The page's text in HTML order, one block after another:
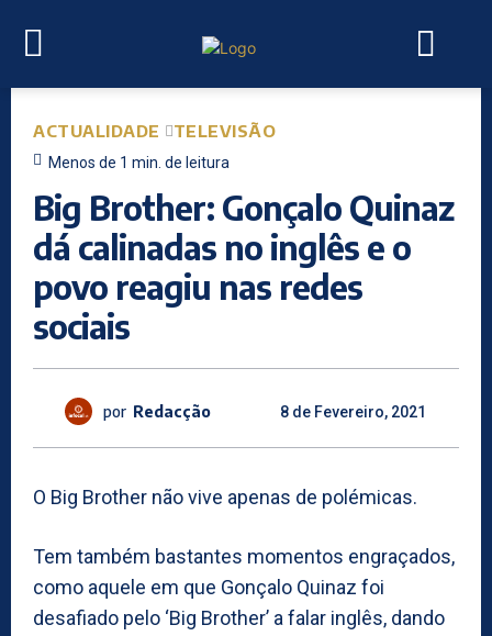
ACTUALIDADE TELEVISÃO
Menos de 1 min. de leitura
Big Brother: Gonçalo Quinaz
dá calinadas no inglês e o
povo reagiu nas redes
sociais
por Redacção 8 de Fevereiro, 2021
O Big Brother não vive apenas de polémicas.
Tem também bastantes momentos engraçados,
como aquele em que Gonçalo Quinaz foi
desafiado pelo ‘Big Brother’ a falar inglês, dando